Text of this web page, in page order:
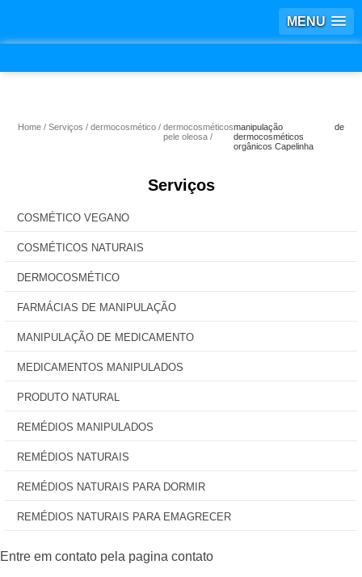
MENU
Home Serviços dermocosmético
dermocosméticos
pele oleosa
manipulação de
dermocosméticos
orgânicos Capelinha
Serviços
COSMÉTICO VEGANO
COSMÉTICOS NATURAIS
DERMOCOSMÉTICO
FARMÁCIAS DE MANIPULAÇÃO
MANIPULAÇÃO DE MEDICAMENTO
MEDICAMENTOS MANIPULADOS
PRODUTO NATURAL
REMÉDIOS MANIPULADOS
REMÉDIOS NATURAIS
REMÉDIOS NATURAIS PARA DORMIR
REMÉDIOS NATURAIS PARA EMAGRECER